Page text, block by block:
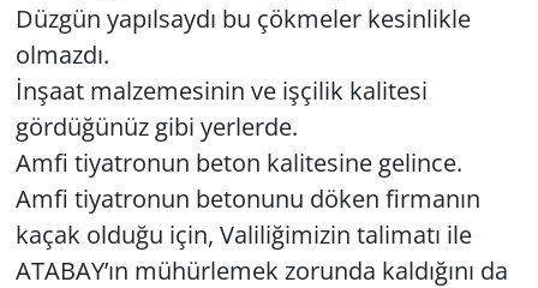
Düzgün yapılsaydı bu çökmeler kesinlikle
olmazdı.
İnşaat malzemesinin ve işçilik kalitesi
gördüğünüz gibi yerlerde.
Amfi tiyatronun beton kalitesine gelince.
Amfi tiyatronun betonunu döken firmanın
kaçak olduğu için, Valiliğimizin talimatı ile
ATABAY’ın mühürlemek zorunda kaldığını da